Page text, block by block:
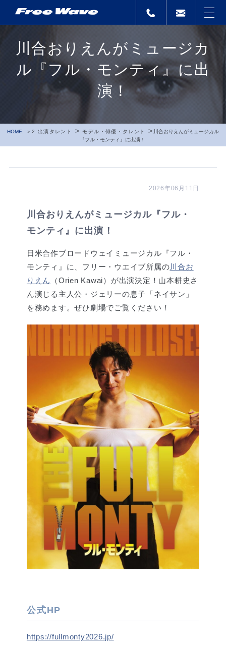
川合おりえんがミュージカ
ル『フル・モンティ』に出
演！
HOME 2.出演タレント >モデル・俳優・タレント >
川合おりえんがミュージカル
『フル・モンティ』に出演！
2026年06月11日
川合おりえんがミュージカル『フル・
モンティ』に出演！
日米合作ブロードウェイミュージカル『フル・
モンティ』に、フリー・ウエイブ所属の川合お
りえん
（Orien Kawai）が出演決定！山本耕史さ
ん演じる主人公・ジェリーの息子「ネイサン」
を務めます。ぜひ劇場でご覧ください！
公式HP
https://fullmonty2026.jp/